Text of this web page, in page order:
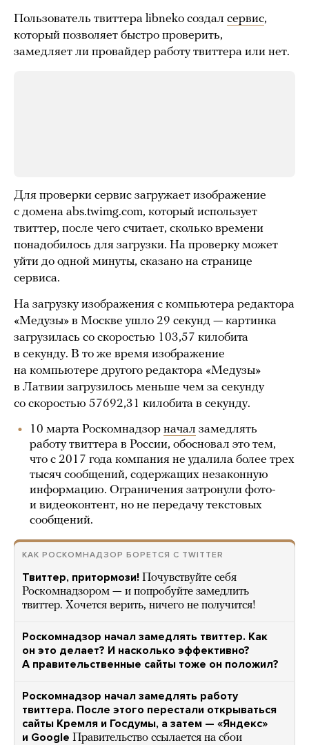
Пользователь твиттера libneko создал сервис,
который позволяет быстро проверить,
замедляет ли провайдер работу твиттера или нет.
Для проверки сервис загружает изображение
с домена abs.twimg.com, который использует
твиттер, после чего считает, сколько времени
понадобилось для загрузки. На проверку может
уйти до одной минуты, сказано на странице
сервиса.
На загрузку изображения с компьютера редактора
«Медузы» в Москве ушло 29 секунд — картинка
загрузилась со скоростью 103,57 килобита
в секунду. В то же время изображение
на компьютере другого редактора «Медузы»
в Латвии загрузилось меньше чем за секунду
со скоростью 57692,31 килобита в секунду.
10 марта Роскомнадзор начал замедлять
работу твиттера в России, обосновал это тем,
что с 2017 года компания не удалила более трех
тысяч сообщений, содержащих незаконную
информацию. Ограничения затронули фото-
и видеоконтент, но не передачу текстовых
сообщений.
КАК РОСКОМНАДЗОР БОРЕТСЯ С TWITTER
Твиттер, притормози! Почувствуйте себя
Роскомнадзором — и попробуйте замедлить
твиттер. Хочется верить, ничего не получится!
Роскомнадзор начал замедлять твиттер. Как
он это делает? И насколько эффективно?
А правительственные сайты тоже он положил?
Роскомнадзор начал замедлять работу
твиттера. После этого перестали открываться
сайты Кремля и Госдумы, а затем — «Яндекс»
и Google Правительство ссылается на сбои